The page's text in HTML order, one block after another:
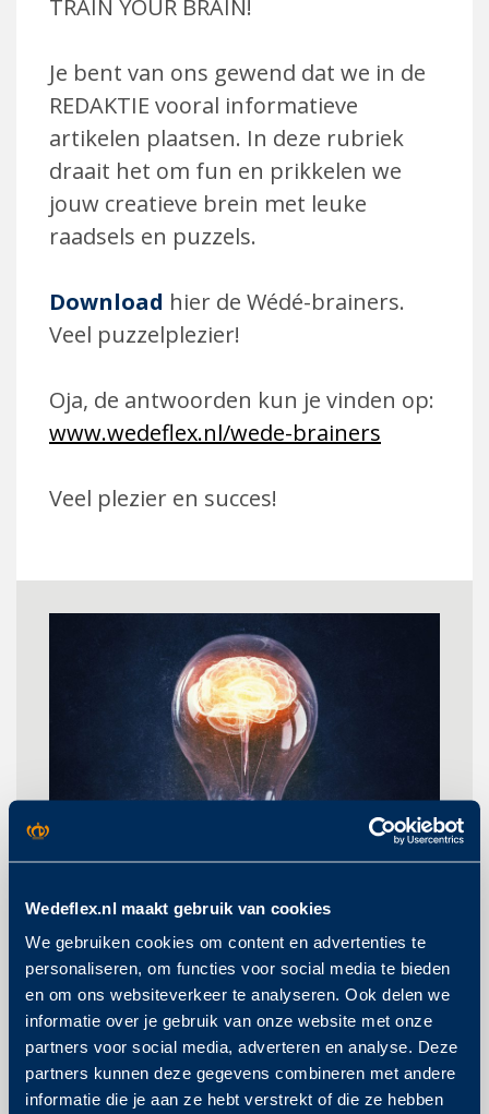
Wedeflex.nl maakt gebruik van cookies
We gebruiken cookies om content en advertenties te
personaliseren, om functies voor social media te bieden
en om ons websiteverkeer te analyseren. Ook delen we
informatie over je gebruik van onze website met onze
partners voor social media, adverteren en analyse. Deze
partners kunnen deze gegevens combineren met andere
informatie die je aan ze hebt verstrekt of die ze hebben
TRAIN YOUR BRAIN!
Je bent van ons gewend dat we in de
REDAKTIE vooral informatieve
artikelen plaatsen. In deze rubriek
draait het om fun en prikkelen we
jouw creatieve brein met leuke
raadsels en puzzels.
Download hier de Wédé-brainers.
Veel puzzelplezier!
Oja, de antwoorden kun je vinden op:
www.wedeflex.nl/wede-brainers
Veel plezier en succes!
Post
navigation
WÉDÉFLEX
INNOVEERT
IN
GESPREK
MET…